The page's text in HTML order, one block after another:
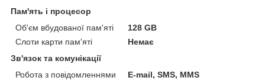
Пам'ять і процесор
Об'єм вбудованої пам'яті
128 GB
Слоти карти пам'яті
Немає
Зв'язок та комунікації
Робота з повідомленнями
E-mail, SMS, MMS